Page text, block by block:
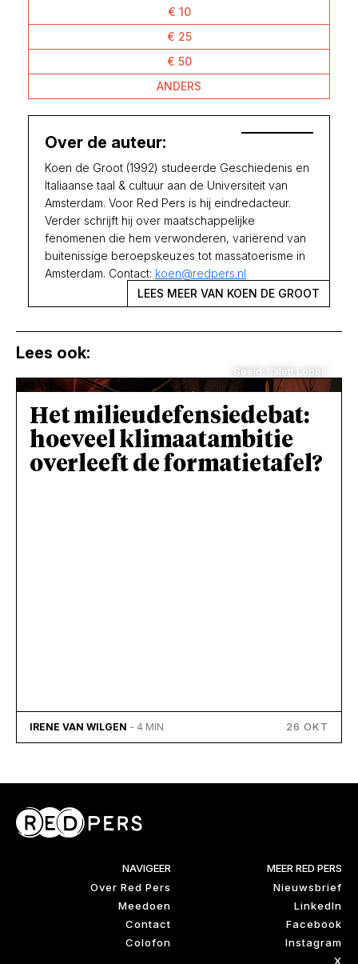
€ 10
€ 25
€ 50
ANDERS
Over de auteur:
Koen de Groot (1992) studeerde Geschiedenis en
Italiaanse taal & cultuur aan de Universiteit van
Amsterdam. Voor Red Pers is hij eindredacteur.
Verder schrijft hij over maatschappelijke
fenomenen die hem verwonderen, variërend van
buitenissige beroepskeuzes tot massatoerisme in
Amsterdam. Contact: koen@redpers.nl
LEES MEER VAN KOEN DE GROOT
Lees ook:
Beeld: Salett Lopes
Het milieudefensiedebat:
hoeveel klimaatambitie
overleeft de formatietafel?
IRENE VAN WILGEN - 4 MIN 26 OKT
NAVIGEER
Over Red Pers
Meedoen
Contact
Colofon
MEER RED PERS
Nieuwsbrief
LinkedIn
Facebook
Instagram
X